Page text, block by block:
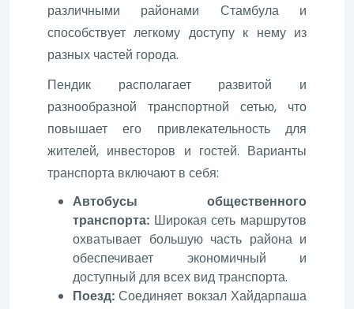
различными районами Стамбула и
способствует легкому доступу к нему из
разных частей города.
Пендик располагает развитой и
разнообразной транспортной сетью, что
повышает его привлекательность для
жителей, инвесторов и гостей. Варианты
транспорта включают в себя:
Автобусы общественного
транспорта: Широкая сеть маршрутов
охватывает большую часть района и
обеспечивает экономичный и
доступный для всех вид транспорта.
Поезд: Соединяет вокзал Хайдарпаша